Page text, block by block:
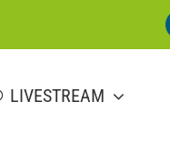
LIVESTREAM